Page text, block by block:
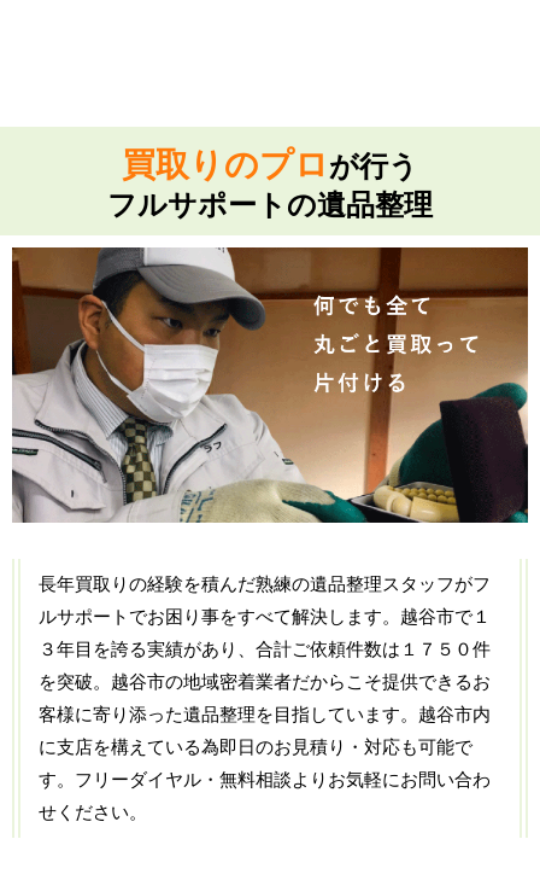
買取りのプロ が行う
フルサポートの遺品整理
長年買取りの経験を積んだ熟練の遺品整理スタッフがフ
ルサポートでお困り事をすべて解決します。越谷市で１
３年目を誇る実績があり、合計ご依頼件数は１７５０件
を突破。越谷市の地域密着業者だからこそ提供できるお
客様に寄り添った遺品整理を目指しています。越谷市内
に支店を構えている為即日のお見積り・対応も可能で
す。フリーダイヤル・無料相談よりお気軽にお問い合わ
せください。